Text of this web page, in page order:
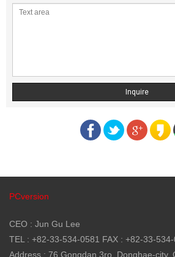
Inquire
PCversion
CEO : Jun Gu Lee
TEL : +82-33-534-0581 FAX : +82-33-
Address : 76 Gongdan 3ro, Donghae-city,